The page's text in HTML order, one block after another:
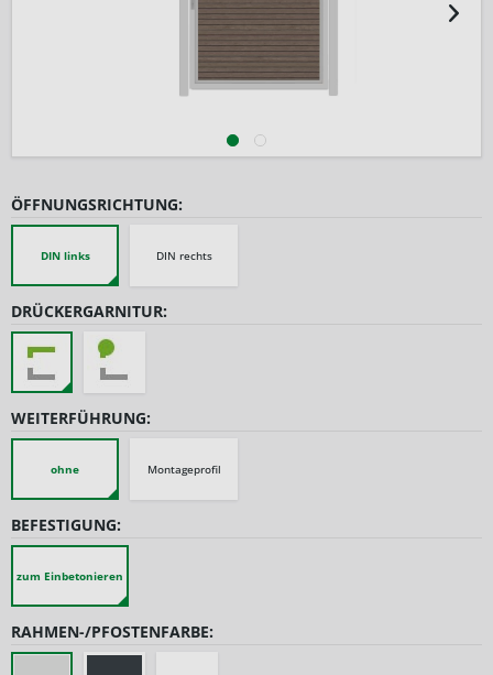
ÖFFNUNGSRICHTUNG:
DIN links DIN rechts
DRÜCKERGARNITUR:
WEITERFÜHRUNG:
ohne Montageprofil
BEFESTIGUNG:
zum Einbetonieren
RAHMEN-/PFOSTENFARBE: